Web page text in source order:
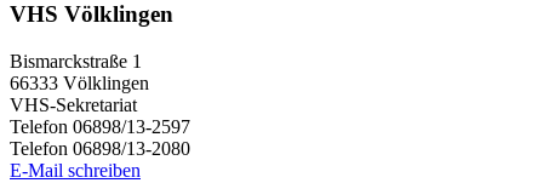
VHS Völklingen
Bismarckstraße 1
66333 Völklingen
VHS-Sekretariat
Telefon 06898/13-2597
Telefon 06898/13-2080
E-Mail schreiben